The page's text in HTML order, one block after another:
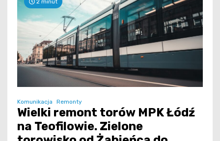
2 minut
Komunikacja Remonty
Wielki remont torów MPK Łódź
na Teofilowie. Zielone